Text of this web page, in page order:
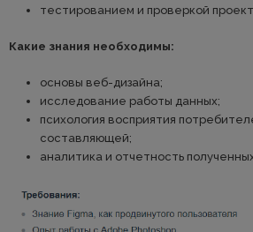
тестированием и проверкой
Какие знания необходимы:
основы веб-дизайна;
исследование работы данных;
психология восприятия
составляющей;
аналитика и отчетность